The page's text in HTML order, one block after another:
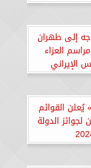
إلى طهران
العزاء
الإيراني
يُعلن القوائم
لجوائز الدولة